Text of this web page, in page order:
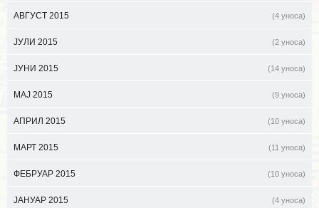
АВГУСТ 2015 (4 уноса)
ЈУЛИ 2015 (2 уноса)
ЈУНИ 2015 (14 уноса)
МАЈ 2015 (9 уноса)
АПРИЛ 2015 (10 уноса)
МАРТ 2015 (11 уноса)
ФЕБРУАР 2015 (10 уноса)
ЈАНУАР 2015 (4 уноса)